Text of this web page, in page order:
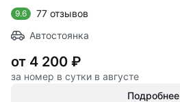
9.6
77 отзывов
Автостоянка
от 4 200 ₽
за номер в сутки в августе
Подробнее